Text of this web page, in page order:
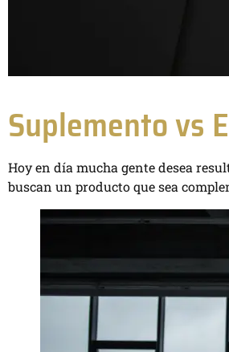
Suplemento vs
Hoy en día mucha gente desea
buscan un producto que sea